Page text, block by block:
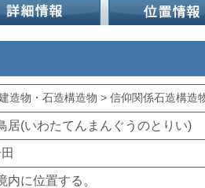
造物・石造構造物 > 信仰関係石造構造
居(いわたてんまんぐうのとりい)
内に位置する。